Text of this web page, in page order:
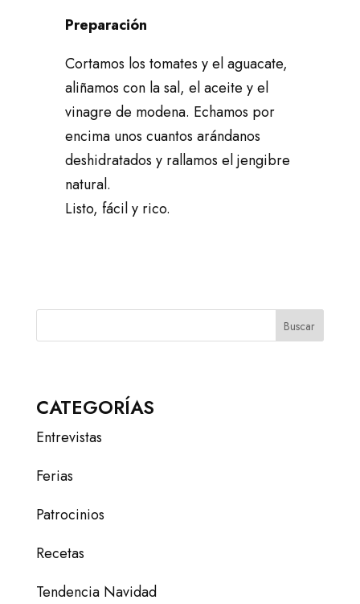
Preparación
Cortamos los tomates y el aguacate,
aliñamos con la sal, el aceite y el
vinagre de modena. Echamos por
encima unos cuantos arándanos
deshidratados y rallamos el jengibre
natural.
Listo, fácil y rico.
Buscar
CATEGORÍAS
Entrevistas
Ferias
Patrocinios
Recetas
Tendencia Navidad